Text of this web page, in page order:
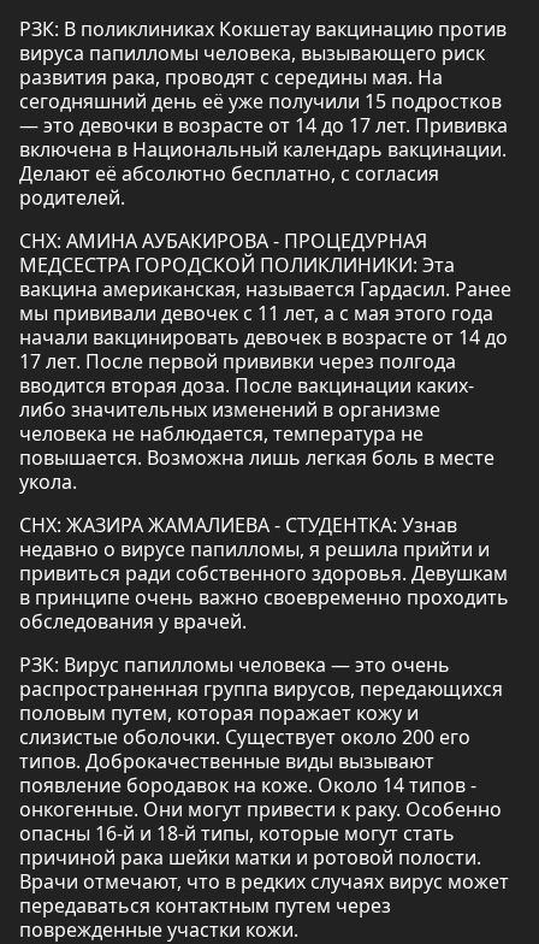
РЗК: В поликлиниках Кокшетау вакцинацию против
вируса папилломы человека, вызывающего риск
развития рака, проводят с середины мая. На
сегодняшний день её уже получили 15 подростков
— это девочки в возрасте от 14 до 17 лет. Прививка
включена в Национальный календарь вакцинации.
Делают её абсолютно бесплатно, с согласия
родителей.
СНХ: АМИНА АУБАКИРОВА - ПРОЦЕДУРНАЯ
МЕДСЕСТРА ГОРОДСКОЙ ПОЛИКЛИНИКИ: Эта
вакцина американская, называется Гардасил. Ранее
мы прививали девочек с 11 лет, а с мая этого года
начали вакцинировать девочек в возрасте от 14 до
17 лет. После первой прививки через полгода
вводится вторая доза. После вакцинации каких-
либо значительных изменений в организме
человека не наблюдается, температура не
повышается. Возможна лишь легкая боль в месте
укола.
СНХ: ЖАЗИРА ЖАМАЛИЕВА - СТУДЕНТКА: Узнав
недавно о вирусе папилломы, я решила прийти и
привиться ради собственного здоровья. Девушкам
в принципе очень важно своевременно проходить
обследования у врачей.
РЗК: Вирус папилломы человека — это очень
распространенная группа вирусов, передающихся
половым путем, которая поражает кожу и
слизистые оболочки. Существует около 200 его
типов. Доброкачественные виды вызывают
появление бородавок на коже. Около 14 типов -
онкогенные. Они могут привести к раку. Особенно
опасны 16-й и 18-й типы, которые могут стать
причиной рака шейки матки и ротовой полости.
Врачи отмечают, что в редких случаях вирус может
передаваться контактным путем через
поврежденные участки кожи.